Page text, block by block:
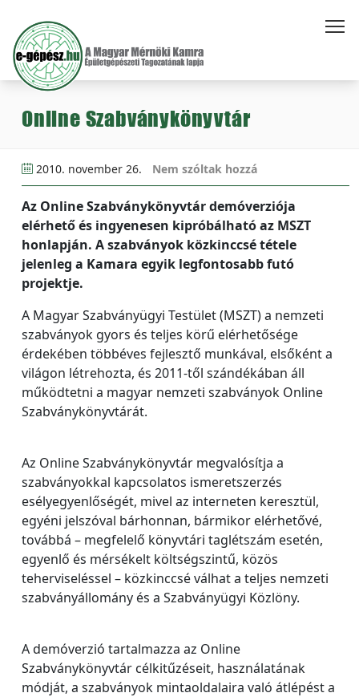
Online Szabványkönyvtár
2010. november 26. Nem szóltak hozzá
Az Online Szabványkönyvtár demóverziója
elérhető és ingyenesen kipróbálható az MSZT
honlapján. A szabványok közkinccsé tétele
jelenleg a Kamara egyik legfontosabb futó
projektje.
A Magyar Szabványügyi Testület (MSZT) a nemzeti
szabványok gyors és teljes körű elérhetősége
érdekében többéves fejlesztő munkával, elsőként a
világon létrehozta, és 2011-től szándékában áll
működtetni a magyar nemzeti szabványok Online
Szabványkönyvtárát.
Az Online Szabványkönyvtár megvalósítja a
szabványokkal kapcsolatos ismeretszerzés
esélyegyenlőségét, mivel az interneten keresztül,
egyéni jelszóval bárhonnan, bármikor elérhetővé,
továbbá – megfelelő könyvtári taglétszám esetén,
egyenlő és mérsékelt költségszintű, közös
teherviseléssel – közkinccsé válhat a teljes nemzeti
szabványállomány és a Szabványügyi Közlöny.
A demóverzió tartalmazza az Online
Szabványkönyvtár célkitűzéseit, használatának
módját, a szabványok mintaoldalaira való átlépést a